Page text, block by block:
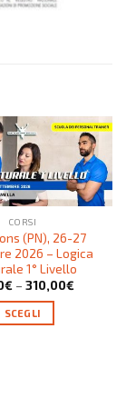
CORSI
(PN), 26-27
2026 – Logica
1° Livello
€ – 310,00€
SCEGLI